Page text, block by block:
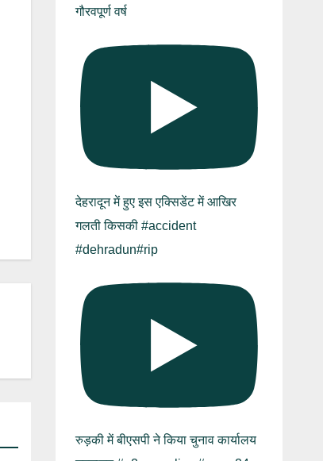
गौरवपूर्ण वर्ष
देहरादून में हुए इस एक्सिडेंट में आखिर
गलती किसकी #accident
#dehradun#rip
रुड़की में बीएसपी ने किया चुनाव कार्यालय